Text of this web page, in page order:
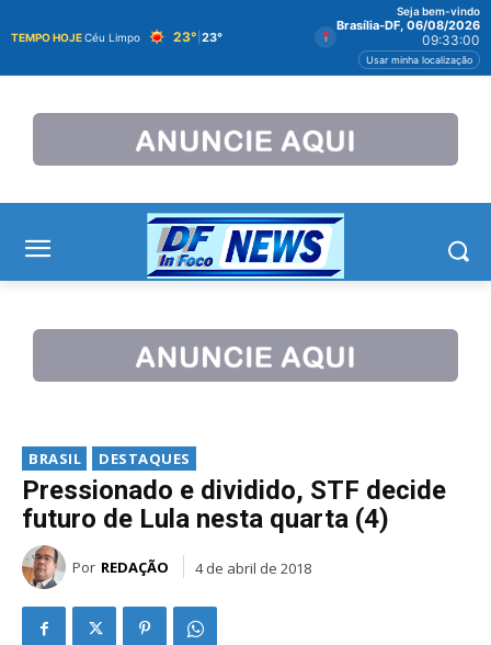
TEMPO HOJECéu Limpo 23° 23°
Seja bem-vindo
Brasília-DF, 06/08/2026
09:33:00
Usar minha localização
BRASIL DESTAQUES
Pressionado e dividido, STF decide
futuro de Lula nesta quarta (4)
Por REDAÇÃO 4 de abril de 2018